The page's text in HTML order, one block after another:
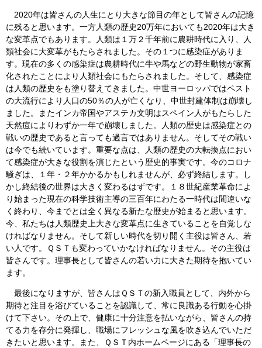
2020年は皆さんの人生にとり大きな節目の年として皆さんの記憶
に残ると思います。一方人類の歴史20万年においても2020年は大き
な変革点でもあります。人類は１万２千年前に農耕時代に入り、人
類社会に大変革がもたらされました。その１つに感染症がありま
す。現在の多くの感染症は農耕時代に牛や馬などの野生動物が家畜
化されたことにより人類社会にもたらされました。そして、感染症
は人類の歴史をも塗り替えてきました。中世ヨーロッパではペスト
の大流行により人口の50％の人が亡くなり、中世封建体制は崩壊し
ました。またインカ帝国やアステカ文明はスペイン人がもたらした
天然痘によりわずか一年で崩壊しました。人類の歴史は感染症との
戦いの歴史であると言っても過言ではありません。そしてその戦い
は今でも続いています。重要な点は、人類の歴史の大転換点におい
て感染症が大きな役割を演じたという歴史的事実です。今のコロナ
騒ぎは、１年・２年かかるかもしれませんが、必ず終結します。し
かし終結後の世界は大きく変わるはずです。１８世紀産業革命によ
り始まった現在の科学技術主導の三百年にわたる一時代は間違いな
く終わり、今までとは全く異なる新たな歴史が始まると思います。
今、私たちは人類歴史上大きな変革点に生きていることを自覚しな
ければなりません。そして新しい時代を切り開く主役は皆さん、若
い人です。ＱＳＴも変わっていかなければなりません。その主役は
皆さんです。理事長として皆さんの若い力に大きた期待を抱いてい
ます。
最後になりますが、皆さんはＱＳＴの新入職員として、内外から
期待と注目を浴びていることを認識して、常に良識ある行動を心掛
けて下さい。その上で、健康に十分注意を払いながら、皆さんの持
てる力を存分に発揮し、職場にフレッシュな風を吹き込んでいただ
きたいと思います。また、ＱＳＴ内ホームページにある「理事長の